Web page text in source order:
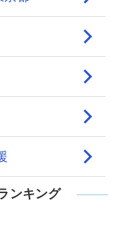
ンキング